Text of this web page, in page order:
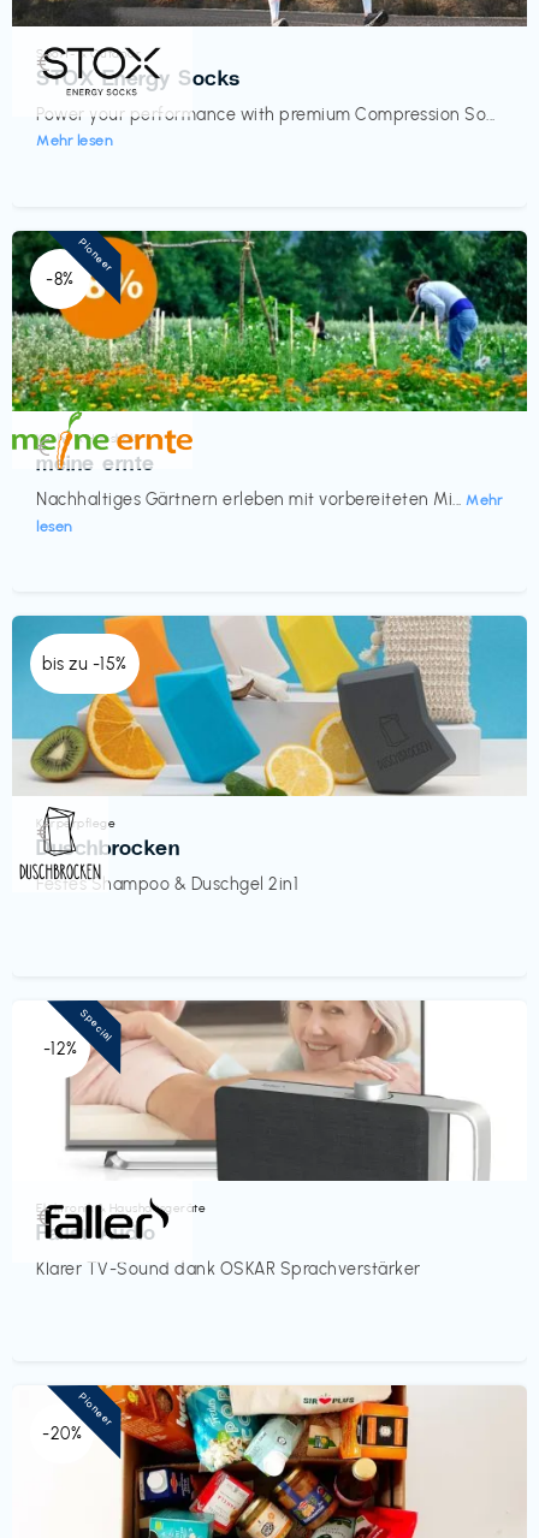
Sport- & Outdoor
STOX Energy Socks
Power your performance with premium Compression So...
Mehr lesen
€‎
-8%
Küche & Haushalt
meine ernte
Nachhaltiges Gärtnern erleben mit vorbereiteten Mi... Mehr
lesen
€‎
Pioneer
bis zu -15%
Körperpflege
Duschbrocken
Festes Shampoo & Duschgel 2in1
€‎
-12%
Elektronik & Haushaltsgeräte
Faller Audio
Klarer TV-Sound dank OSKAR Sprachverstärker
€‎
Special
-20%
Pioneer